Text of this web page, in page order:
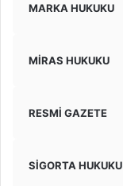
MARKA HUKUKU
MİRAS HUKUKU
RESMİ GAZETE
SİGORTA HUKUKU